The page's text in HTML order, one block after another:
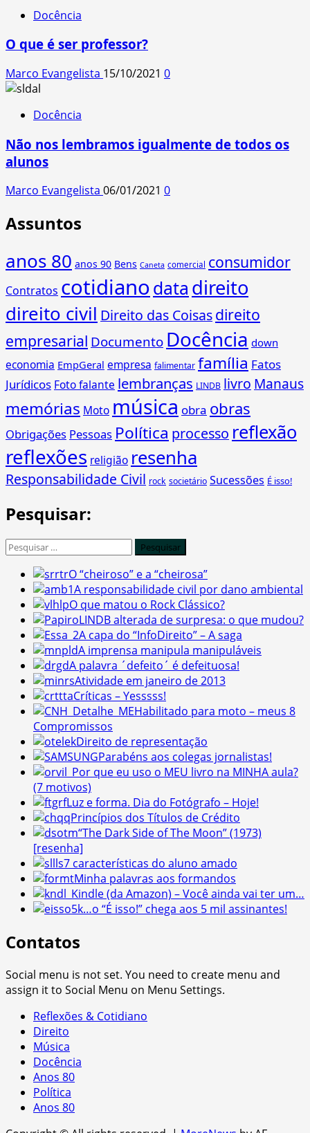
Docência
O que é ser professor?
Marco Evangelista 15/10/2021 0
Docência
Não nos lembramos igualmente de todos os
alunos
Marco Evangelista 06/01/2021 0
Assuntos
anos 80 anos 90 Bens Caneta comercial consumidor
Contratos cotidianodata direito
direito civil Direito das Coisasdireito
empresarial Documento Docência down
economia EmpGeral empresa falimentar família Fatos
Jurídicos Foto falante lembranças LINDB livro Manaus
memórias Moto música obra obras
Obrigações Pessoas Política processo reflexão
reflexões religião resenha
Responsabilidade Civil rock societário Sucessões É isso!
Pesquisar:
Pesquisar
O “cheiroso” e a “cheirosa”
A responsabilidade civil por dano ambiental
O que matou o Rock Clássico?
LINDB alterada de surpresa: o que mudou?
A capa do “InfoDireito” – A saga
A imprensa manipula manipuláveis
A palavra ´defeito´ é defeituosa!
Atividade em janeiro de 2013
Críticas – Yesssss!
Habilitado para moto – meus 8
Compromissos
Direito de representação
Parabéns aos colegas jornalistas!
Por que eu uso o MEU livro na MINHA aula?
(7 motivos)
Luz e forma. Dia do Fotógrafo – Hoje!
Princípios dos Títulos de Crédito
“The Dark Side of The Moon” (1973)
[resenha]
7 características do aluno amado
Minha palavras aos formandos
Kindle (da Amazon) – Você ainda vai ter um…
…o “É isso!” chega aos 5 mil assinantes!
Contatos
Social menu is not set. You need to create menu and
assign it to Social Menu on Menu Settings.
Reflexões & Cotidiano
Direito
Música
Docência
Anos 80
Política
Anos 80